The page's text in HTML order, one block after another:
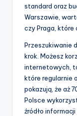
standard oraz
Warszawie,
czy Praga, które
Przeszukiwanie
krok. Możesz
internetowych,
które regularnie
pokazują, że aż
Polsce
źródło informacji